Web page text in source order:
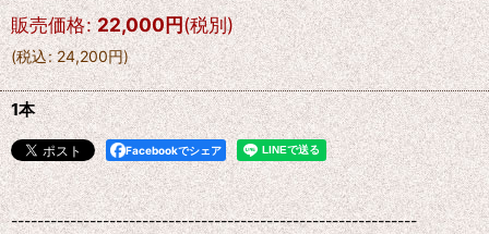
販売価格: 22,000円(税別)
(税込: 24,200円)
1本
Facebookでシェア
--------------------------------------------------------------